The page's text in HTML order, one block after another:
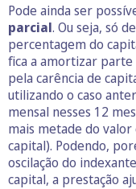
Pode ainda ser
parcial. Ou seja, só
percentagem do
fica a amortizar parte
pela carência de
utilizando o caso
mensal nesses 12
mais metade do
capital). Podendo,
oscilação do
capital, a prestação